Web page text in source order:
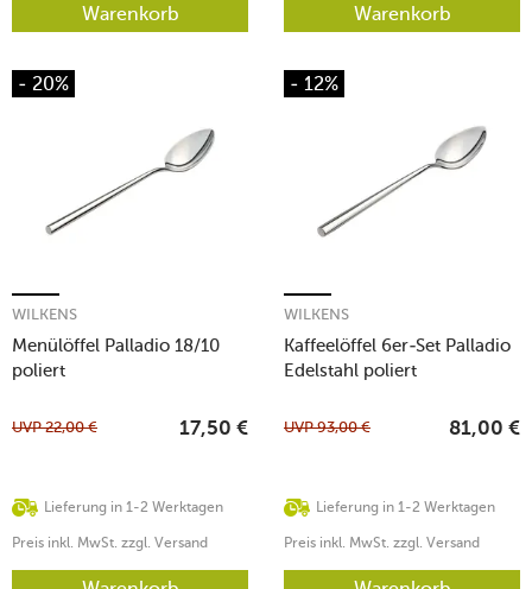
Warenkorb Warenkorb
- 20%
Menülöffel Palladio 18/10
poliert
WILKENS
Lieferung in 1-2 Werktagen
UVP22,00 € 17,50 €
Preis inkl. MwSt. zzgl. Versand
- 12%
Kaffeelöffel 6er-Set Palladio
Edelstahl poliert
WILKENS
Lieferung in 1-2 Werktagen
UVP93,00 € 81,00 €
Preis inkl. MwSt. zzgl. Versand